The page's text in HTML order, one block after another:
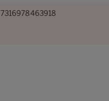
7316978463918